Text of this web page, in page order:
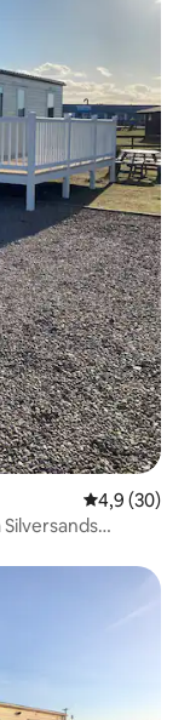
Évaluation
4,9 (30)